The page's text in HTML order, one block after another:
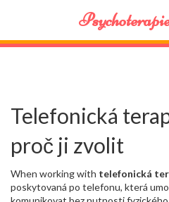
Telefonická
proč ji zvolit
When working with telefonická
poskytovaná po telefonu, která